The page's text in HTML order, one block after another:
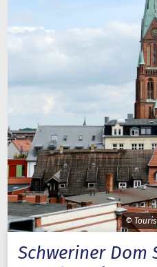
©
Schweriner Dom